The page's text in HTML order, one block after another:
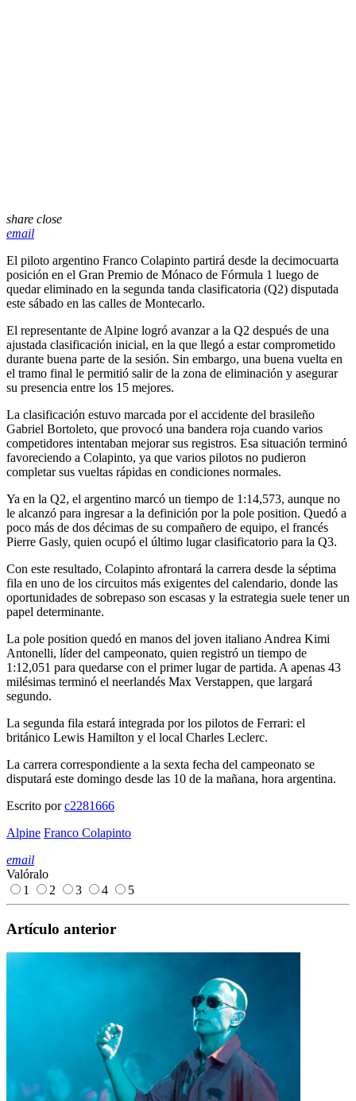
share close
email
El piloto argentino Franco Colapinto partirá desde la decimocuarta
posición en el Gran Premio de Mónaco de Fórmula 1 luego de
quedar eliminado en la segunda tanda clasificatoria (Q2) disputada
este sábado en las calles de Montecarlo.
El representante de Alpine logró avanzar a la Q2 después de una
ajustada clasificación inicial, en la que llegó a estar comprometido
durante buena parte de la sesión. Sin embargo, una buena vuelta en
el tramo final le permitió salir de la zona de eliminación y asegurar
su presencia entre los 15 mejores.
La clasificación estuvo marcada por el accidente del brasileño
Gabriel Bortoleto, que provocó una bandera roja cuando varios
competidores intentaban mejorar sus registros. Esa situación terminó
favoreciendo a Colapinto, ya que varios pilotos no pudieron
completar sus vueltas rápidas en condiciones normales.
Ya en la Q2, el argentino marcó un tiempo de 1:14,573, aunque no
le alcanzó para ingresar a la definición por la pole position. Quedó a
poco más de dos décimas de su compañero de equipo, el francés
Pierre Gasly, quien ocupó el último lugar clasificatorio para la Q3.
Con este resultado, Colapinto afrontará la carrera desde la séptima
fila en uno de los circuitos más exigentes del calendario, donde las
oportunidades de sobrepaso son escasas y la estrategia suele tener un
papel determinante.
La pole position quedó en manos del joven italiano Andrea Kimi
Antonelli, líder del campeonato, quien registró un tiempo de
1:12,051 para quedarse con el primer lugar de partida. A apenas 43
milésimas terminó el neerlandés Max Verstappen, que largará
segundo.
La segunda fila estará integrada por los pilotos de Ferrari: el
británico Lewis Hamilton y el local Charles Leclerc.
La carrera correspondiente a la sexta fecha del campeonato se
disputará este domingo desde las 10 de la mañana, hora argentina.
Escrito porc2281666
Alpine Franco Colapinto
email
Valóralo
1
2 3 4 5
Artículo anterior